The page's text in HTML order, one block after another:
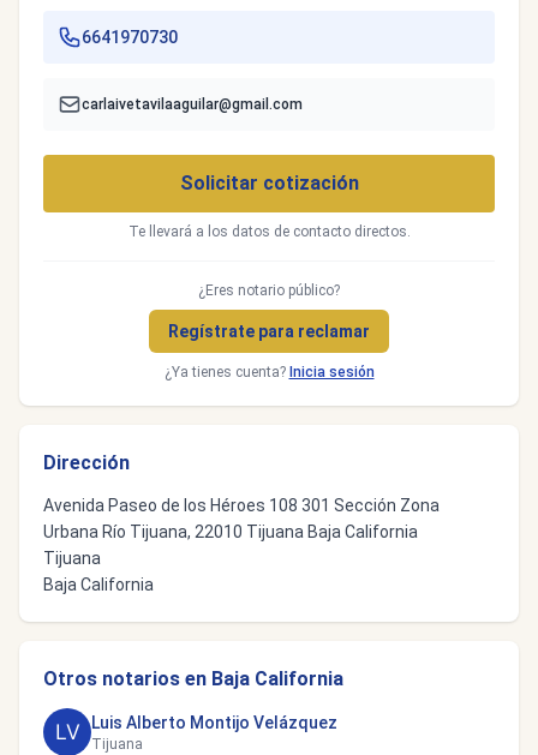
6641970730
carlaivetavilaaguilar@gmail.com
Solicitar cotización
Te llevará a los datos de contacto directos.
¿Eres notario público?
Regístrate para reclamar
¿Ya tienes cuenta? Inicia sesión
Dirección
Avenida Paseo de los Héroes 108 301 Sección Zona
Urbana Río Tijuana, 22010 Tijuana Baja California
Tijuana
Baja California
Otros notarios en Baja California
Luis Alberto Montijo Velázquez
Tijuana